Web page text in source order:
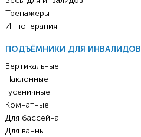
Тренажёры
Иппотерапия
ПОДЪЁМНИКИ ДЛЯ ИНВАЛИДОВ
Вертикальные
Наклонные
Гусеничные
Комнатные
Для бассейна
Для ванны